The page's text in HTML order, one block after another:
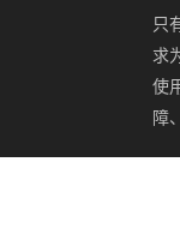
只
求
使
障